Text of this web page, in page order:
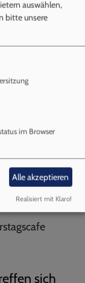
Backofen
zu
oder öfter
würden uns
zu lernen.
im
sich
auswählen,
bitte unsere
im Browser
Alle akzeptieren
Realisiert mit Klaro!